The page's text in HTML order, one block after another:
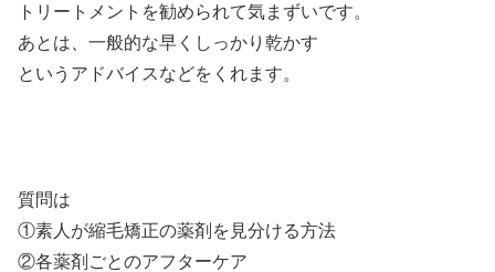
トリートメントを勧められて気まずいです。
あとは、一般的な早くしっかり乾かす
というアドバイスなどをくれます。
質問は
①素人が縮毛矯正の薬剤を見分ける方法
②各薬剤ごとのアフターケア